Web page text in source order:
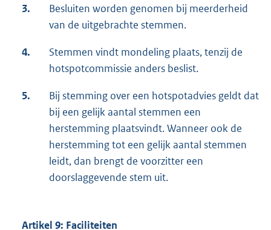
3.
Besluiten worden genomen bij meerderheid
van de uitgebrachte stemmen.
4.
Stemmen vindt mondeling plaats, tenzij de
hotspotcommissie anders beslist.
5.
Bij stemming over een hotspotadvies geldt dat
bij een gelijk aantal stemmen een
herstemming plaatsvindt. Wanneer ook de
herstemming tot een gelijk aantal stemmen
leidt, dan brengt de voorzitter een
doorslaggevende stem uit.
Artikel 9: Faciliteiten